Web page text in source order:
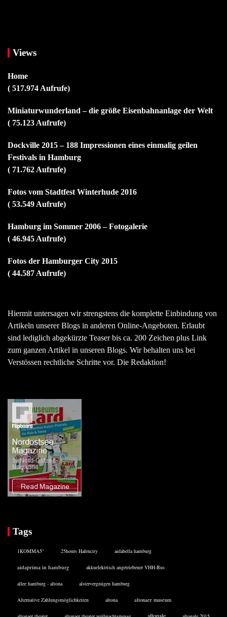
Views
Home
( 517.974 Aufrufe)
Miniaturwunderland – die größe Eisenbahnanlage der Welt
( 75.123 Aufrufe)
Dockville 2015 – 188 Impressionen eines einmalig geilen
Festivals in Hamburg
( 71.762 Aufrufe)
Fotos vom Stadtfest Winterhude 2016
( 53.549 Aufrufe)
Hamburg im Sommer 2006 – Fotogalerie
( 46.945 Aufrufe)
Fotos der Hamburger City 2015
( 44.587 Aufrufe)
Hiermit untersagen wir strengstens die komplette Einbindung von
Artikeln unserer Blogs in anderen Online-Angeboten. Erlaubt
sind lediglich abgekürzte Teaser bis ca. 200 Zeichen plus Link
zum ganzen Artikel in unseren Blogs. Wir behalten uns bei
Verstössen rechtliche Schritte vor. Die Redaktion!
Tags
1KOMMA5° 25hours Hafencity aidabella hamburg
aidaprima in hamburg akkuelektrisch angetriebener VHH-Bus
allee hamburg - altona alstervergnügen hamburg
Alternative Zahlungsmöglichkeiten altona altonaer museum